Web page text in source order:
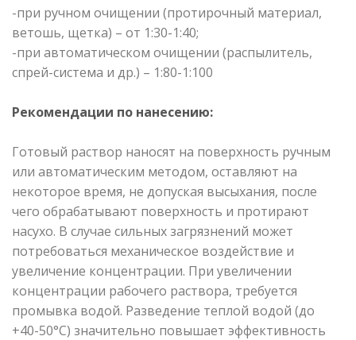
-при ручном очищении (протирочный материал,
ветошь, щетка) – от 1:30-1:40;
-при автоматическом очищении (распылитель,
спрей-система и др.) – 1:80-1:100
Рекомендации по нанесению:
Готовый раствор наносят на поверхность ручным
или автоматическим методом, оставляют на
некоторое время, не допуская высыхания, после
чего обрабатывают поверхность и протирают
насухо. В случае сильных загрязнений может
потребоваться механическое воздействие и
увеличение концентрации. При увеличении
концентрации рабочего раствора, требуется
промывка водой. Разведение теплой водой (до
+40-50°С) значительно повышает эффективность